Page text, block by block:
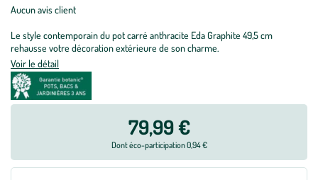
Aucun avis client
Le style contemporain du pot carré anthracite Eda Graphite 49,5 cm
rehausse votre décoration extérieure de son charme.
Voir le détail
79,99 €
Dont éco-participation 0,94 €